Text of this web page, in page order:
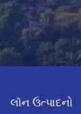
લૉન ઉત્પાદનો